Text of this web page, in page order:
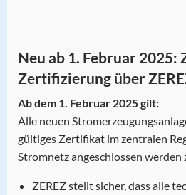
Neu ab 1. Februar 2025:
Zertifizierung über
Ab dem 1. Februar 2025 gilt:
Alle neuen
gültiges Zertifikat im zentralen
Stromnetz angeschlossen werden
ZEREZ stellt sicher, dass alle